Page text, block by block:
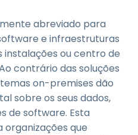
abreviado para
e infraestruturas
instalações ou centro de
contrário das soluções
on-premises dão
sobre os seus dados,
de software. Esta
que